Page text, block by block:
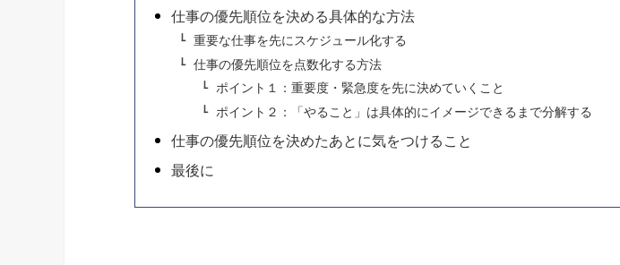
仕事の優先順位を決める具体的な方法
重要な仕事を先にスケジュール化する
仕事の優先順位を点数化する方法
ポイント１：重要度・緊急度を先に決めていくこと
ポイント２：「やること」は具体的にイメージできるまで分解する
仕事の優先順位を決めたあとに気をつけること
最後に